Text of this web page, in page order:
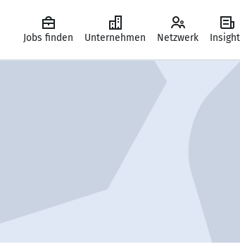
Jobs finden Unternehmen Netzwerk